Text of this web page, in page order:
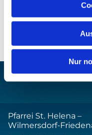
Nur
Pfarrei St. Helena –
Wilmersdorf-